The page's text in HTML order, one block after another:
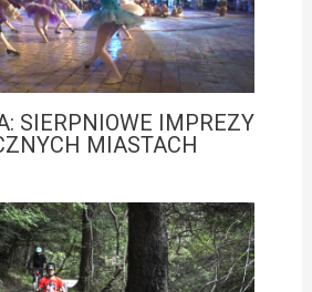
SIERPNIOWE IMPREZY
MIASTACH